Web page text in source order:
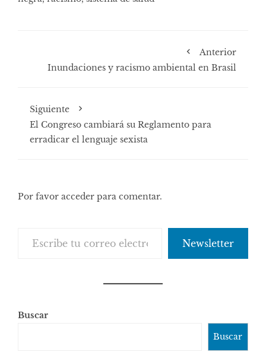
Anterior
Inundaciones y racismo ambiental en Brasil
Siguiente
El Congreso cambiará su Reglamento para
erradicar el lenguaje sexista
Por favor acceder para comentar.
Newsletter
Buscar
Buscar